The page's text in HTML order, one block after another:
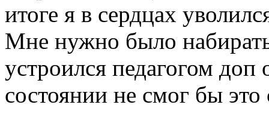
итоге я в сердцах
Мне нужно было
устроился педагогом
состоянии не смог бы это